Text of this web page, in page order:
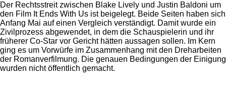
Der Rechtsstreit zwischen Blake Lively und Justin Baldoni um
den Film It Ends With Us ist beigelegt. Beide Seiten haben sich
Anfang Mai auf einen Vergleich verständigt. Damit wurde ein
Zivilprozess abgewendet, in dem die Schauspielerin und ihr
früherer Co-Star vor Gericht hätten aussagen sollen. Im Kern
ging es um Vorwürfe im Zusammenhang mit den Dreharbeiten
der Romanverfilmung. Die genauen Bedingungen der Einigung
wurden nicht öffentlich gemacht.